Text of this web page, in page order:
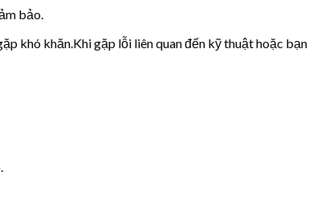
bảo.
khó khăn.Khi gặp lỗi liên quan đến kỹ thuật hoặc bạn